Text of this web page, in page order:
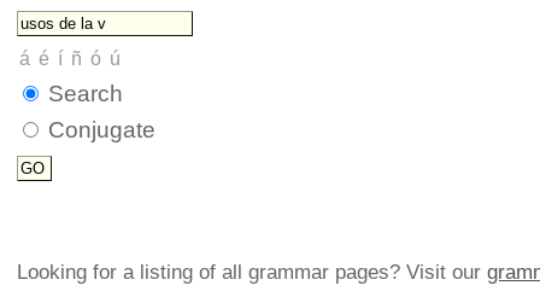
Search
Conjugate
Looking for a listing of all grammar pages? Visit our